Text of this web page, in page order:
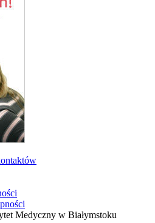
Medyczny w Białymstoku